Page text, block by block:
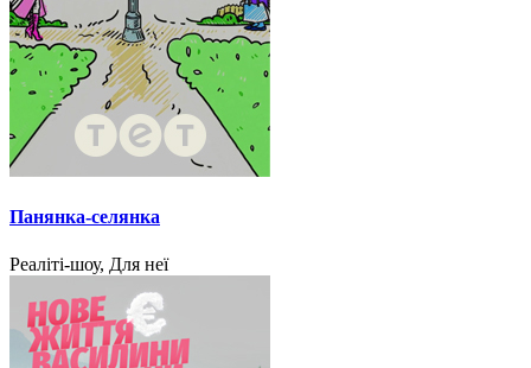
Панянка-селянка
Реаліті-шоу, Для неї